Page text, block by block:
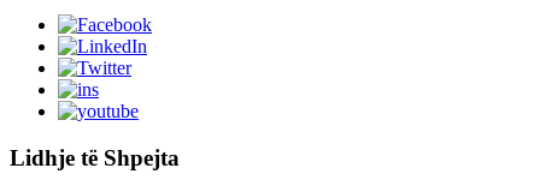
Lidhje të Shpejta